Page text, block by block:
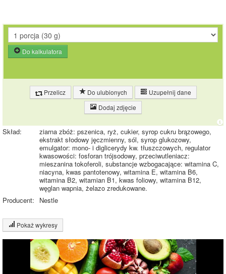
Do kalkulatora
Przelicz Do ulubionych
Uzupełnij dane
Dodaj zdjęcie
Skład:
ziarna zbóż: pszenica, ryż, cukier, syrop cukru brązowego,
ekstrakt słodowy jęczmienny, sól, syrop glukozowy,
emulgator: mono- i diglicerydy kw. tłuszczowych, regulator
kwasowości: fosforan trójsodowy, przeciwutleniacz:
mieszanina tokoferoli, substancje wzbogacające: witamina C,
niacyna, kwas pantotenowy, witamina E, witamina B6,
witamina B2, witamian B1, kwas foliowy, witamina B12,
węglan wapnia, żelazo zredukowane.
Producent:
Nestle
Pokaż wykresy
Wykres składu produktu
Białko (8%)
Tłuszcz (1%)
Węglowodany
8%
12%